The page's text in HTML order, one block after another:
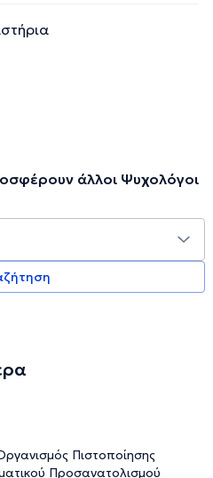
άλλοι Ψυχολόγοι
Πιστοποίησης
Προσανατολισμού